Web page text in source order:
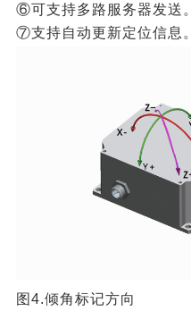
⑥可支持多路服务器发送。
⑦支持自动更新定位信息。
图4.倾角标记方向